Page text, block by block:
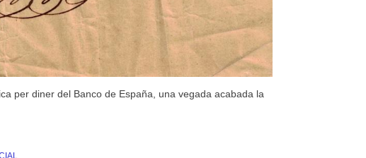
per diner del Banco de España, una vegada acabada la